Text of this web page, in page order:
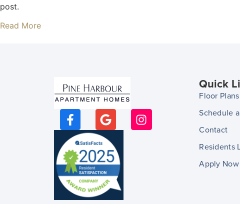
post.
Read More
Quick
Floor Plans
Schedule
Contact
Residents
Apply Now